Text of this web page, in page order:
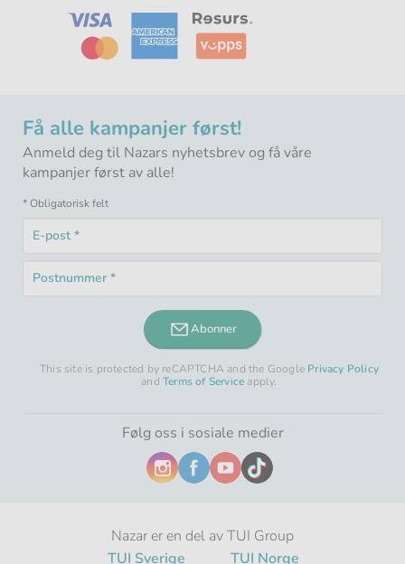
Nazar er en del av TUI Group
TUI Sverige
TUI Norge
Få alle kampanjer først!
Anmeld deg til Nazars nyhetsbrev og få våre
kampanjer først av alle!
* Obligatorisk felt
E-
post
felt
Postnummer
Obligatorisk
Abonner
This site is protected by reCAPTCHA and the Google Privacy Policy
andTerms of Service apply.
Følg oss i sosiale medier